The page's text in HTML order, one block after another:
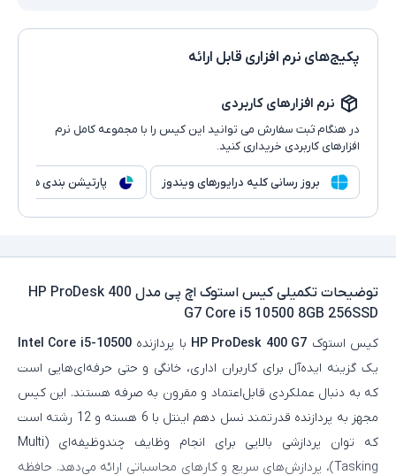
پکیج‌های نرم افزاری قابل ارائه
نرم افزارهای کاربردی
در هنگام ثبت سفارش می توانید این کیس را با مجموعه کامل نرم
افزارهای کاربردی خریداری کنید.
بروز رسانی کلیه درایورهای ویندوز پارتیشن بندی هارد
توضیحات تکمیلی
کیس استوک اچ پی مدل HP ProDesk 400
G7 Core i5 10500 8GB 256SSD
کیس استوک HP ProDesk 400 G7 با پردازندهIntel Core i5-10500
یک گزینه ایده‌آل برای کاربران اداری، خانگی و حتی حرفه‌ای‌هایی است
که به دنبال عملکردی قابل‌اعتماد و مقرون‌ به‌ صرفه هستند. این کیس
مجهز به پردازنده قدرتمند نسل دهم اینتل با 6 هسته و 12 رشته است
که توان پردازشی بالایی برای انجام وظایف چندوظیفه‌ای (Multi
Tasking)، پردازش‌های سریع و کارهای محاسباتی ارائه می‌دهد. حافظه